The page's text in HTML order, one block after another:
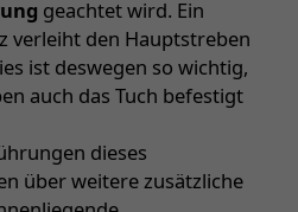
geachtet wird. Ein
verleiht den Hauptstreben
ist deswegen so wichtig,
auch das Tuch befestigt
dieses
über weitere zusätzliche